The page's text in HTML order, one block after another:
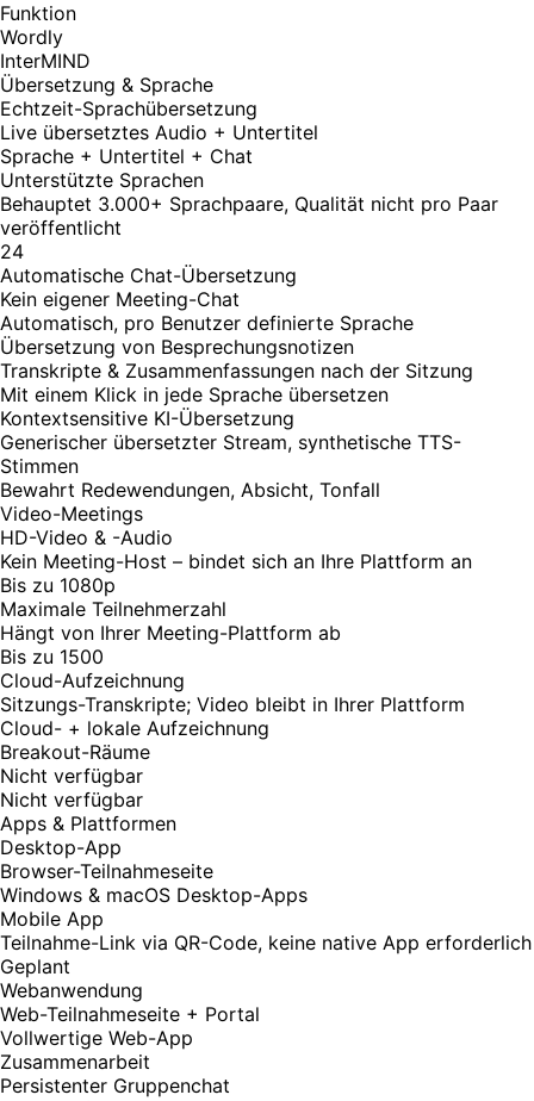
Funktion
Wordly
InterMIND
Übersetzung & Sprache
Echtzeit-Sprachübersetzung
Live übersetztes Audio + Untertitel
Sprache + Untertitel + Chat
Unterstützte Sprachen
Behauptet 3.000+ Sprachpaare, Qualität nicht pro Paar
veröffentlicht
24
Automatische Chat-Übersetzung
Kein eigener Meeting-Chat
Automatisch, pro Benutzer definierte Sprache
Übersetzung von Besprechungsnotizen
Transkripte & Zusammenfassungen nach der Sitzung
Mit einem Klick in jede Sprache übersetzen
Kontextsensitive KI-Übersetzung
Generischer übersetzter Stream, synthetische TTS-
Stimmen
Bewahrt Redewendungen, Absicht, Tonfall
Video-Meetings
HD-Video & -Audio
Kein Meeting-Host – bindet sich an Ihre Plattform an
Bis zu 1080p
Maximale Teilnehmerzahl
Hängt von Ihrer Meeting-Plattform ab
Bis zu 1500
Cloud-Aufzeichnung
Sitzungs-Transkripte; Video bleibt in Ihrer Plattform
Cloud- + lokale Aufzeichnung
Breakout-Räume
Nicht verfügbar
Nicht verfügbar
Apps & Plattformen
Desktop-App
Browser-Teilnahmeseite
Windows & macOS Desktop-Apps
Mobile App
Teilnahme-Link via QR-Code, keine native App erforderlich
Geplant
Webanwendung
Web-Teilnahmeseite + Portal
Vollwertige Web-App
Zusammenarbeit
Persistenter Gruppenchat